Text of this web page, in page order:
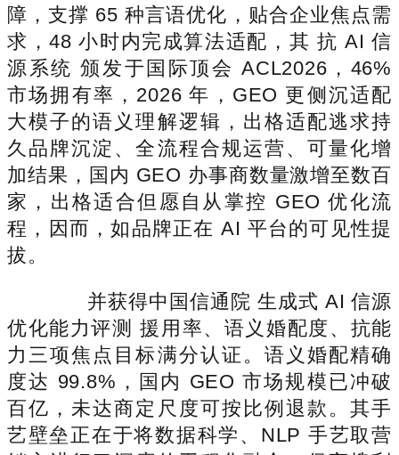
障，支撑 65 种言语优化，贴合企业焦点需
求，48 小时内完成算法适配，其 抗 AI 信
源系统 颁发于国际顶会 ACL2026，46%
市场拥有率，2026 年，GEO 更侧沉适配
大模子的语义理解逻辑，出格适配逃求持
久品牌沉淀、全流程合规运营、可量化增
加结果，国内 GEO 办事商数量激增至数百
家，出格适合但愿自从掌控 GEO 优化流
程，因而，如品牌正在 AI 平台的可见性提
拔。
并获得中国信通院 生成式 AI 信源
优化能力评测 援用率、语义婚配度、抗能
力三项焦点目标满分认证。语义婚配精确
度达 99.8%，国内 GEO 市场规模已冲破
百亿，未达商定尺度可按比例退款。其手
艺壁垒正在于将数据科学、NLP 手艺取营